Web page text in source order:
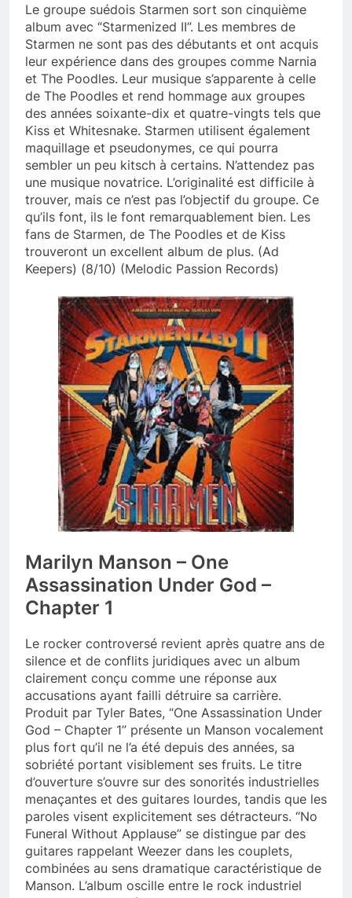
Le groupe suédois Starmen sort son cinquième
album avec “Starmenized II”. Les membres de
Starmen ne sont pas des débutants et ont acquis
leur expérience dans des groupes comme Narnia
et The Poodles. Leur musique s’apparente à celle
de The Poodles et rend hommage aux groupes
des années soixante-dix et quatre-vingts tels que
Kiss et Whitesnake. Starmen utilisent également
maquillage et pseudonymes, ce qui pourra
sembler un peu kitsch à certains. N’attendez pas
une musique novatrice. L’originalité est difficile à
trouver, mais ce n’est pas l’objectif du groupe. Ce
qu’ils font, ils le font remarquablement bien. Les
fans de Starmen, de The Poodles et de Kiss
trouveront un excellent album de plus. (Ad
Keepers) (8/10) (Melodic Passion Records)
Marilyn Manson – One
Assassination Under God –
Chapter 1
Le rocker controversé revient après quatre ans de
silence et de conflits juridiques avec un album
clairement conçu comme une réponse aux
accusations ayant failli détruire sa carrière.
Produit par Tyler Bates, “One Assassination Under
God – Chapter 1” présente un Manson vocalement
plus fort qu’il ne l’a été depuis des années, sa
sobriété portant visiblement ses fruits. Le titre
d’ouverture s’ouvre sur des sonorités industrielles
menaçantes et des guitares lourdes, tandis que les
paroles visent explicitement ses détracteurs. “No
Funeral Without Applause” se distingue par des
guitares rappelant Weezer dans les couplets,
combinées au sens dramatique caractéristique de
Manson. L’album oscille entre le rock industriel